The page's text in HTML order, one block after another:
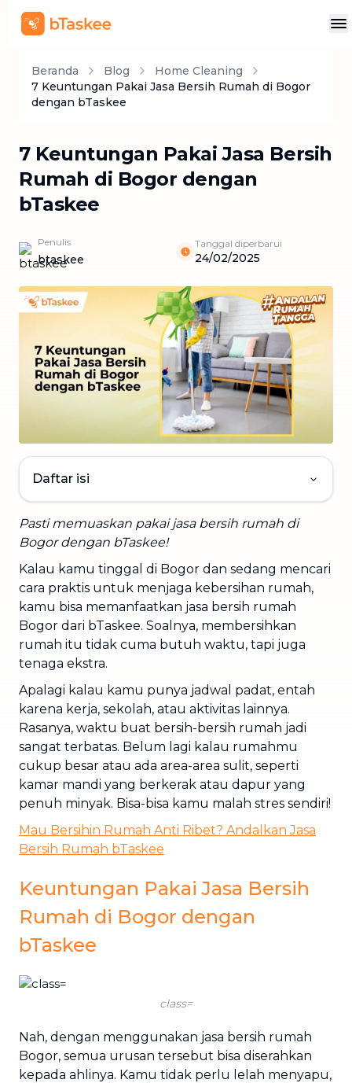
Beranda Blog
Home Cleaning
7 Keuntungan Pakai Jasa Bersih Rumah di Bogor
dengan bTaskee
7 Keuntungan Pakai Jasa Bersih
Rumah di Bogor dengan
bTaskee
Penulis
btaskee
Tanggal diperbarui
24/02/2025
Daftar isi
Pasti memuaskan pakai jasa bersih rumah di
Bogor dengan bTaskee!
Kalau kamu tinggal di Bogor dan sedang mencari
cara praktis untuk menjaga kebersihan rumah,
kamu bisa memanfaatkan jasa bersih rumah
Bogor dari bTaskee. Soalnya, membersihkan
rumah itu tidak cuma butuh waktu, tapi juga
tenaga ekstra.
Apalagi kalau kamu punya jadwal padat, entah
karena kerja, sekolah, atau aktivitas lainnya.
Rasanya, waktu buat bersih-bersih rumah jadi
sangat terbatas. Belum lagi kalau rumahmu
cukup besar atau ada area-area sulit, seperti
kamar mandi yang berkerak atau dapur yang
penuh minyak. Bisa-bisa kamu malah stres sendiri!
Mau Bersihin Rumah Anti Ribet? Andalkan Jasa
Bersih Rumah bTaskee
Keuntungan Pakai Jasa Bersih
Rumah di Bogor dengan
bTaskee
class=
Nah, dengan menggunakan jasa bersih rumah
Bogor, semua urusan tersebut bisa diserahkan
kepada ahlinya. Kamu tidak perlu lelah menyapu,